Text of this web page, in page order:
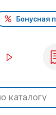
Бонусная